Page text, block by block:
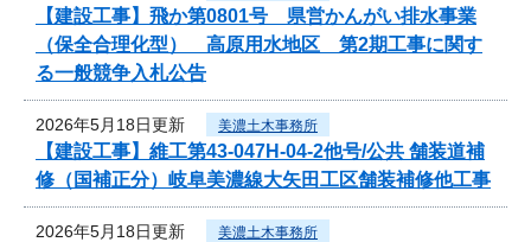
【建設工事】飛か第0801号 県営かんがい排水事業
（保全合理化型） 高原用水地区 第2期工事に関す
る一般競争入札公告
2026年5月18日更新 美濃土木事務所
【建設工事】維工第43-047H-04-2他号/公共 舗装道補
修（国補正分）岐阜美濃線大矢田工区舗装補修他工事
2026年5月18日更新 美濃土木事務所